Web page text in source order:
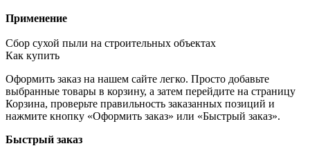
Применение
Сбор сухой пыли на строительных объектах
Как купить
Оформить заказ на нашем сайте легко. Просто добавьте
выбранные товары в корзину, а затем перейдите на страницу
Корзина, проверьте правильность заказанных позиций и
нажмите кнопку «Оформить заказ» или «Быстрый заказ».
Быстрый заказ